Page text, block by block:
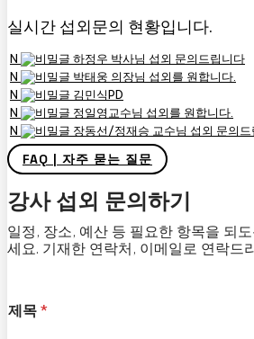
실시간 섭외문의 현황입니다.
N 하정우 박사님 섭외 문의드립니다
N 박태웅 의장님 섭외를 원합니다.
N 김민식PD
N 정일영교수님 섭외를 원합니다.
N 장동선/정재승 교수님 섭외 문의
FAQ | 자주 묻는 질문
강사 섭외 문의하기
일정, 장소, 예산 등 필요한 항목을 되
세요. 기재한 연락처, 이메일로 연락드
제목 *